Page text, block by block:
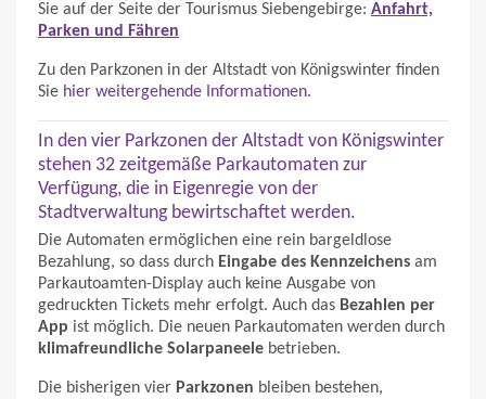
Sie auf der Seite der Tourismus Siebengebirge: Anfahrt,
Parken und Fähren
Zu den Parkzonen in der Altstadt von Königswinter finden
Sie hier weitergehende Informationen.
In den vier Parkzonen der Altstadt von Königswinter
stehen 32 zeitgemäße Parkautomaten zur
Verfügung, die in Eigenregie von der
Stadtverwaltung bewirtschaftet werden.
Die Automaten ermöglichen eine rein bargeldlose
Bezahlung, so dass durch Eingabe des Kennzeichens am
Parkautoamten-Display auch keine Ausgabe von
gedruckten Tickets mehr erfolgt. Auch das Bezahlen per
App ist möglich. Die neuen Parkautomaten werden durch
klimafreundliche Solarpaneele betrieben.
Die bisherigen vier Parkzonen bleiben bestehen,